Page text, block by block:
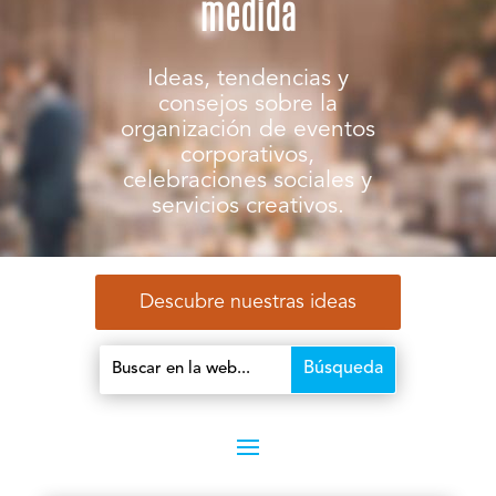
medida
Ideas, tendencias y
consejos sobre la
organización de eventos
corporativos,
celebraciones sociales y
servicios creativos.
Descubre nuestras ideas